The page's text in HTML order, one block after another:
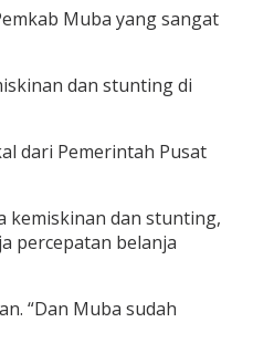
Muba yang sangat
dan stunting di
dari Pemerintah Pusat
kemiskinan dan stunting,
percepatan belanja
“Dan Muba sudah